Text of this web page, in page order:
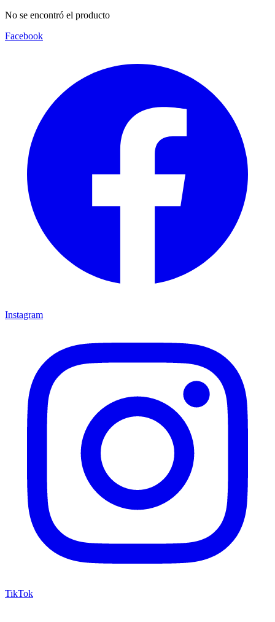
No se encontró el producto
Facebook
Instagram
TikTok